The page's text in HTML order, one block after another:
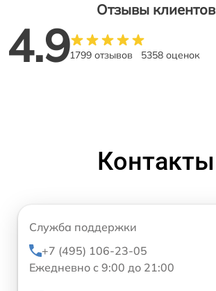
Отзывы клиентов
4.91799 отзывов 5358 оценок
Контакты
Служба поддержки
+7 (495) 106-23-05
Ежедневно с 9:00 до 21:00